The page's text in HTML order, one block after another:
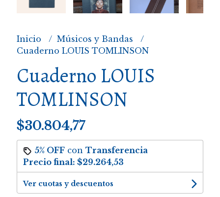
Inicio
Músicos y Bandas
Cuaderno LOUIS TOMLINSON
Cuaderno LOUIS
TOMLINSON
$30.804,77
5% OFFcon Transferencia
Precio final: $29.264,53
Ver cuotas y descuentos